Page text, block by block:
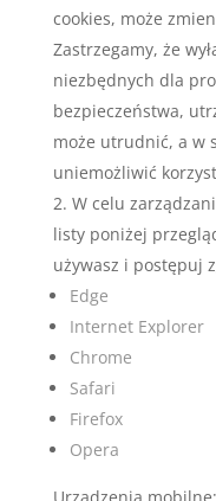
cookies, może
Zastrzegamy, że
niezbędnych dla
bezpieczeństwa,
może utrudnić, a w
uniemożliwić
W celu
listy poniżej
używasz i postępuj
Edge
Internet Explorer
Chrome
Safari
Firefox
Opera